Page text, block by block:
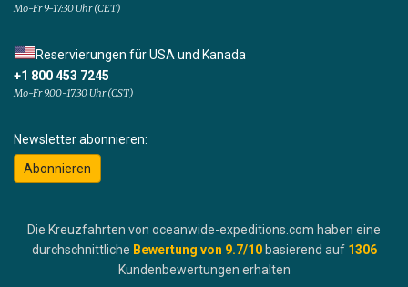
Mo-Fr 9-17:30 Uhr (CET)
Reservierungen für USA und Kanada
+1 800 453 7245
Mo-Fr 9.00-17.30 Uhr (CST)
Newsletter abonnieren:
Abonnieren
Die Kreuzfahrten von oceanwide-expeditions.com haben eine
durchschnittliche Bewertung von 9.7/10 basierend auf 1306
Kundenbewertungen erhalten